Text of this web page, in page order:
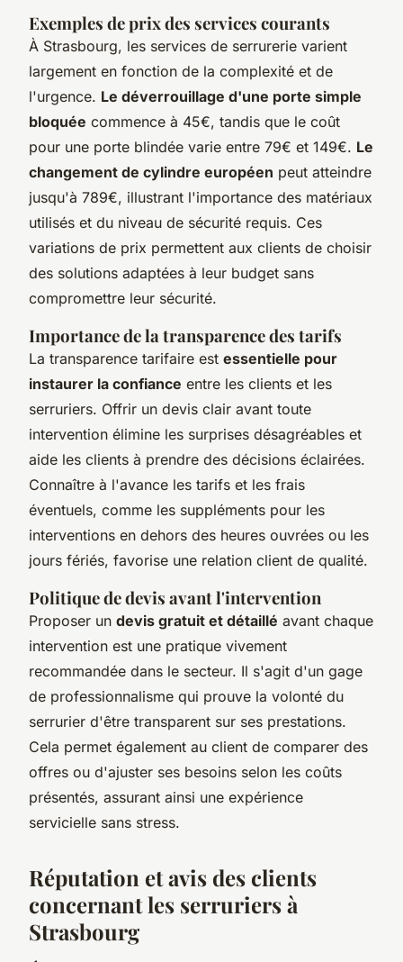
Exemples de prix des services courants
À Strasbourg, les services de serrurerie varient
largement en fonction de la complexité et de
l'urgence. Le déverrouillage d'une porte simple
bloquée commence à 45€, tandis que le coût
pour une porte blindée varie entre 79€ et 149€. Le
changement de cylindre européen peut atteindre
jusqu'à 789€, illustrant l'importance des matériaux
utilisés et du niveau de sécurité requis. Ces
variations de prix permettent aux clients de choisir
des solutions adaptées à leur budget sans
compromettre leur sécurité.
Importance de la transparence des tarifs
La transparence tarifaire est essentielle pour
instaurer la confiance entre les clients et les
serruriers. Offrir un devis clair avant toute
intervention élimine les surprises désagréables et
aide les clients à prendre des décisions éclairées.
Connaître à l'avance les tarifs et les frais
éventuels, comme les suppléments pour les
interventions en dehors des heures ouvrées ou les
jours fériés, favorise une relation client de qualité.
Politique de devis avant l'intervention
Proposer un devis gratuit et détaillé avant chaque
intervention est une pratique vivement
recommandée dans le secteur. Il s'agit d'un gage
de professionnalisme qui prouve la volonté du
serrurier d'être transparent sur ses prestations.
Cela permet également au client de comparer des
offres ou d'ajuster ses besoins selon les coûts
présentés, assurant ainsi une expérience
servicielle sans stress.
Réputation et avis des clients
concernant les serruriers à
Strasbourg